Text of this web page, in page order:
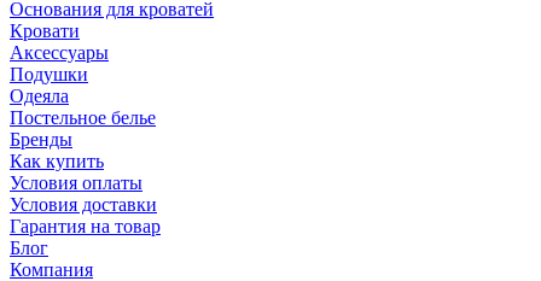
Основания для кроватей
Кровати
Аксессуары
Подушки
Одеяла
Постельное белье
Бренды
Как купить
Условия оплаты
Условия доставки
Гарантия на товар
Блог
Компания